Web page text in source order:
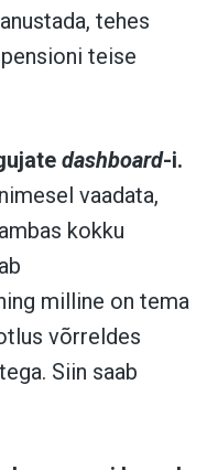
tehes
teise
dashboard-i.
vaadata,
kokku
milline on tema
võrreldes
Siin saab